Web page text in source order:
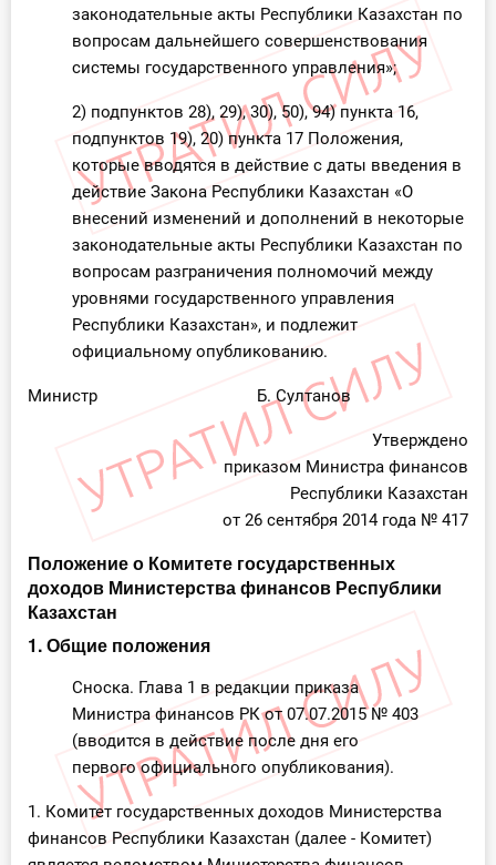
законодательные акты Республики Казахстан по
вопросам дальнейшего совершенствования
системы государственного управления»;
2) подпунктов 28), 29), 30), 50), 94) пункта 16,
подпунктов 19), 20) пункта 17 Положения,
которые вводятся в действие с даты введения в
действие Закона Республики Казахстан «О
внесений изменений и дополнений в некоторые
законодательные акты Республики Казахстан по
вопросам разграничения полномочий между
уровнями государственного управления
Республики Казахстан», и подлежит
официальному опубликованию.
Министр Б. Султанов
Утверждено
приказом Министра финансов
Республики Казахстан
от 26 сентября 2014 года № 417
Положение о Комитете государственных
доходов Министерства финансов Республики
Казахстан
1. Общие положения
Сноска. Глава 1 в редакции приказа
Министра финансов РК от 07.07.2015 № 403
(вводится в действие после дня его
первого официального опубликования).
1. Комитет государственных доходов Министерства
финансов Республики Казахстан (далее - Комитет)